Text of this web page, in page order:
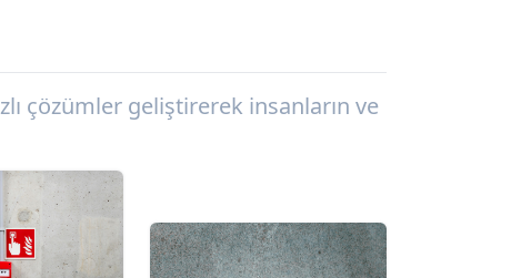
çözümler geliştirerek insanların ve